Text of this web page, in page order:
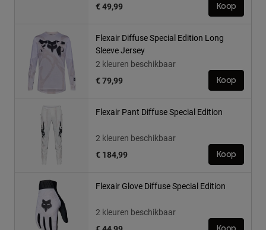
€ 49,99
Koop
Flexair Diffuse Special Edition Long
Sleeve Jersey
2 kleuren beschikbaar
€ 79,99
Koop
Flexair Pant Diffuse Special Edition
2 kleuren beschikbaar
€ 184,99
Koop
Flexair Glove Diffuse Special Edition
2 kleuren beschikbaar